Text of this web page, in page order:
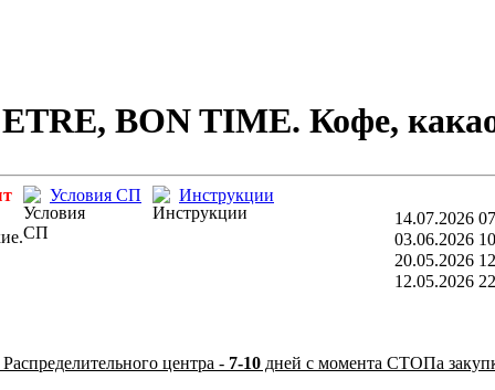
BON TIME. Кофе,
Условия СП
Инструкции
14.07.2026
03.06.2026
20.05.2026
12.05.2026
центра - 7-10 дней с момента СТОПа